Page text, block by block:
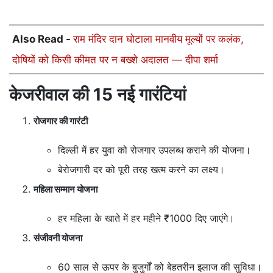
Also Read -राम मंदिर दान घोटाला मानवीय मूल्यों पर कलंक,
दोषियों को किसी कीमत पर न बख्शे अदालत — दीपा शर्मा
केजरीवाल की 15 नई गारंटियां
रोजगार की गारंटी
दिल्ली में हर युवा को रोजगार उपलब्ध कराने की योजना।
बेरोजगारी दर को पूरी तरह खत्म करने का लक्ष्य।
महिला सम्मान योजना
हर महिला के खाते में हर महीने ₹1000 दिए जाएंगे।
संजीवनी योजना
60 साल से ऊपर के बुजुर्गों को बेहतरीन इलाज की सुविधा।